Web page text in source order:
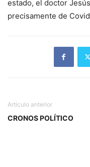
estado, el doctor
precisamente de
Artículo anterior
CRONOS POLÍTICO